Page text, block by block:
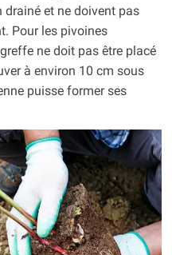
drainé et ne doivent pas
Pour les pivoines
ne doit pas être placé
à environ 10 cm sous
puisse former ses